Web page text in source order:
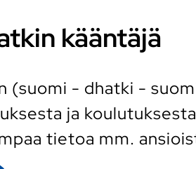
kääntäjä
(suomi - dhatki -
ja
tietoa mm.